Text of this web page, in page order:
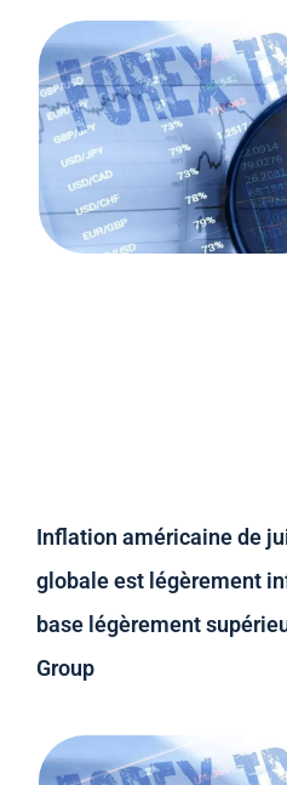
Inflation américaine de
globale est légèrement
base légèrement
Group